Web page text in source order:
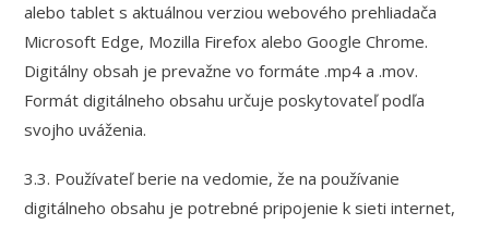
alebo tablet s aktuálnou verziou webového prehliadača
Microsoft Edge, Mozilla Firefox alebo Google Chrome.
Digitálny obsah je prevažne vo formáte .mp4 a .mov.
Formát digitálneho obsahu určuje poskytovateľ podľa
svojho uváženia.
3.3. Používateľ berie na vedomie, že na používanie
digitálneho obsahu je potrebné pripojenie k sieti internet,